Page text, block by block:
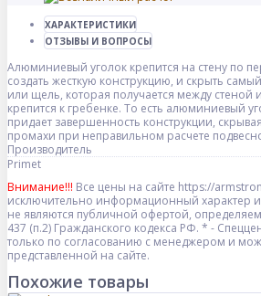
ХАРАКТЕРИСТИКИ
ОТЗЫВЫ И ВОПРОСЫ
Алюминиевый уголок крепится на стену по
создать жесткую конструкцию, и скрыть
или щель, которая получается между стеной
крепится к гребенке. То есть алюминиевый
придает завершенность конструкции,
промахи при неправильном расчете
Производитель
Primet
Внимание!!! Все цены на сайте https://
исключительно информационный характер и
не являются публичной офертой,
437 (п.2) Гражданского кодекса РФ. * -
только по согласованию с менеджером и
представленной на сайте.
Похожие товары